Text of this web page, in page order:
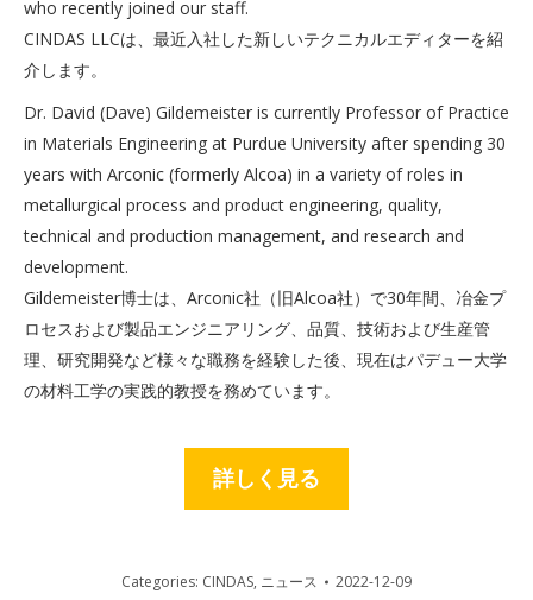
who recently joined our staff.
CINDAS LLCは、最近入社した新しいテクニカルエディターを紹
介します。
Dr. David (Dave) Gildemeister is currently Professor of Practice
in Materials Engineering at Purdue University after spending 30
years with Arconic (formerly Alcoa) in a variety of roles in
metallurgical process and product engineering, quality,
technical and production management, and research and
development.
Gildemeister博士は、Arconic社（旧Alcoa社）で30年間、冶金プ
ロセスおよび製品エンジニアリング、品質、技術および生産管
理、研究開発など様々な職務を経験した後、現在はパデュー大学
の材料工学の実践的教授を務めています。
詳しく見る
Categories: CINDAS, ニュース 2022-12-09